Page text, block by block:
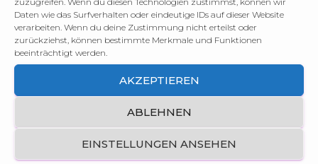
Daten wie das Surfverhalten oder eindeutige IDs auf dieser Website
verarbeiten. Wenn du deine Zustimmung nicht erteilst oder
zurückziehst, können bestimmte Merkmale und Funktionen
beeinträchtigt werden.
AKZEPTIEREN
ABLEHNEN
EINSTELLUNGEN ANSEHEN